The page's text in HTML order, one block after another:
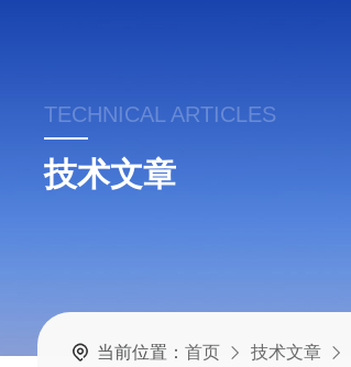
TECHNICAL ARTICLES
技术文章
当前位置： 首页 技术文章